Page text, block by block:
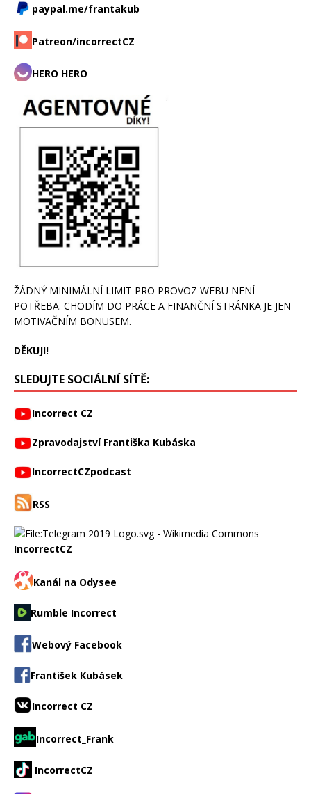
paypal.me/frantakub
Patreon/incorrectCZ
HERO HERO
ŽÁDNÝ MINIMÁLNÍ LIMIT PRO PROVOZ WEBU NENÍ
POTŘEBA. CHODÍM DO PRÁCE A FINANČNÍ STRÁNKA JE JEN
MOTIVAČNÍM BONUSEM.
DĚKUJI!
SLEDUJTE SOCIÁLNÍ SÍTĚ:
Incorrect CZ
Zpravodajství Františka Kubáska
IncorrectCZpodcast
RSS
IncorrectCZ
Kanál na Odysee
Rumble Incorrect
Webový Facebook
František Kubásek
Incorrect CZ
Incorrect_Frank
IncorrectCZ